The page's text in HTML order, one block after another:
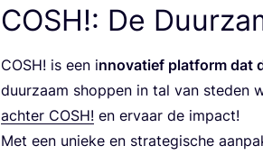
COSH!: De
COSH! is een inno­va­tief plat­form dat
duur­zaam shop­pen in tal van ste­den
ach­ter COSH! en ervaar de impact!
Met een unie­ke en stra­te­gi­sche